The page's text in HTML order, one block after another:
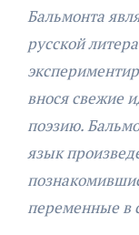
Бальмонта
русской
внося свежие
поэзию.
язык
переменные в